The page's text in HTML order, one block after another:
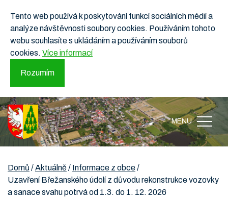
Tento web používá k poskytování funkcí sociálních médií a
analýze návštěvnosti soubory cookies. Používáním tohoto
webu souhlasíte s ukládáním a používáním souborů
cookies. Více informací
Rozumím
MENU
Domů /Aktuálně/ Informace z obce/
Uzavření Břežanského údolí z důvodu rekonstrukce vozovky
a sanace svahu potrvá od 1.3. do 1. 12. 2026